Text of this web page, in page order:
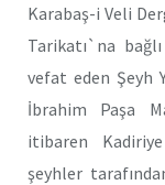
Karabaş-i Veli
Tarikatı`na
vefat eden Şeyh
İbrahim Paşa
itibaren
şeyhler